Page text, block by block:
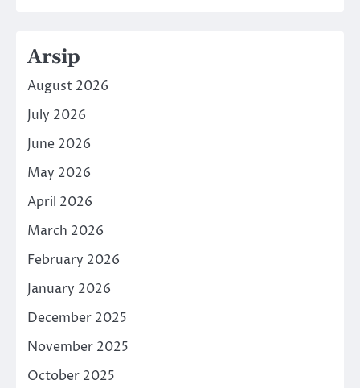
Arsip
August 2026
July 2026
June 2026
May 2026
April 2026
March 2026
February 2026
January 2026
December 2025
November 2025
October 2025